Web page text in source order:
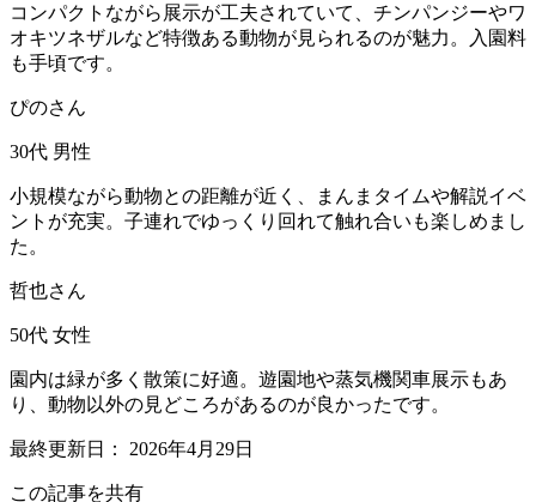
コンパクトながら展示が工夫されていて、チンパンジーやワ
オキツネザルなど特徴ある動物が見られるのが魅力。入園料
も手頃です。
ぴのさん
30代 男性
小規模ながら動物との距離が近く、まんまタイムや解説イベ
ントが充実。子連れでゆっくり回れて触れ合いも楽しめまし
た。
哲也さん
50代 女性
園内は緑が多く散策に好適。遊園地や蒸気機関車展示もあ
り、動物以外の見どころがあるのが良かったです。
最終更新日： 2026年4月29日
この記事を共有